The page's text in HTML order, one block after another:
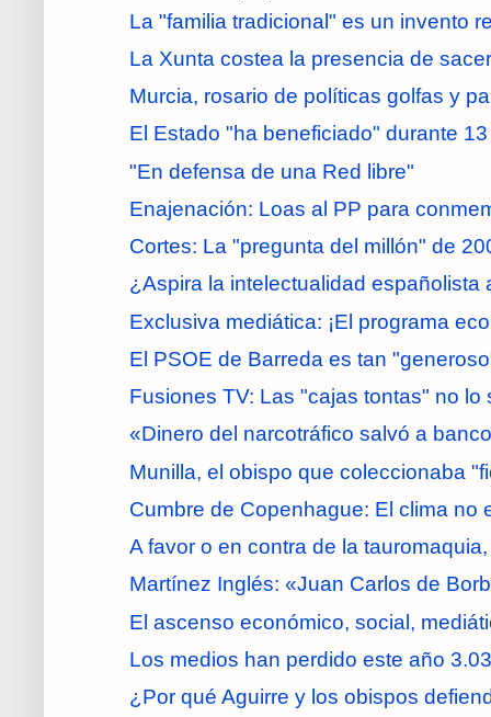
La "familia tradicional" es un invento
La Xunta costea la presencia de
Murcia, rosario de políticas golfas y
El Estado "ha beneficiado" durante
"En defensa de una Red libre"
Enajenación: Loas al PP para
Cortes: La "pregunta del millón" de
¿Aspira la intelectualidad españolista
Exclusiva mediática: ¡El programa
El PSOE de Barreda es tan
Fusiones TV: Las "cajas tontas" no lo
«Dinero del narcotráfico salvó a
Munilla, el obispo que coleccionaba
Cumbre de Copenhague: El clima no
A favor o en contra de la
Martínez Inglés: «Juan Carlos de
El ascenso económico, social,
Los medios han perdido este año
¿Por qué Aguirre y los obispos